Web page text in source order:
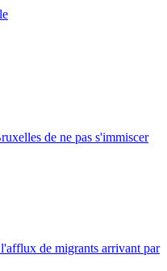
de ne pas s'immiscer
de migrants arrivant par